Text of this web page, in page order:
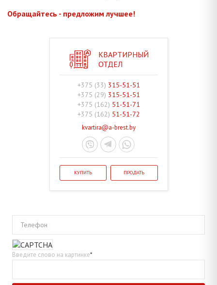
Обращайтесь - предложим лучшее!
КВАРТИРНЫЙ
ОТДЕЛ
+375 (33) 315-51-51
+375 (29) 315-51-51
+375 (162) 51-51-71
+375 (162) 51-51-72
kvartira@a-brest.by
КУПИТЬ ПРОДАТЬ
Телефон
Введите слово на картинке*